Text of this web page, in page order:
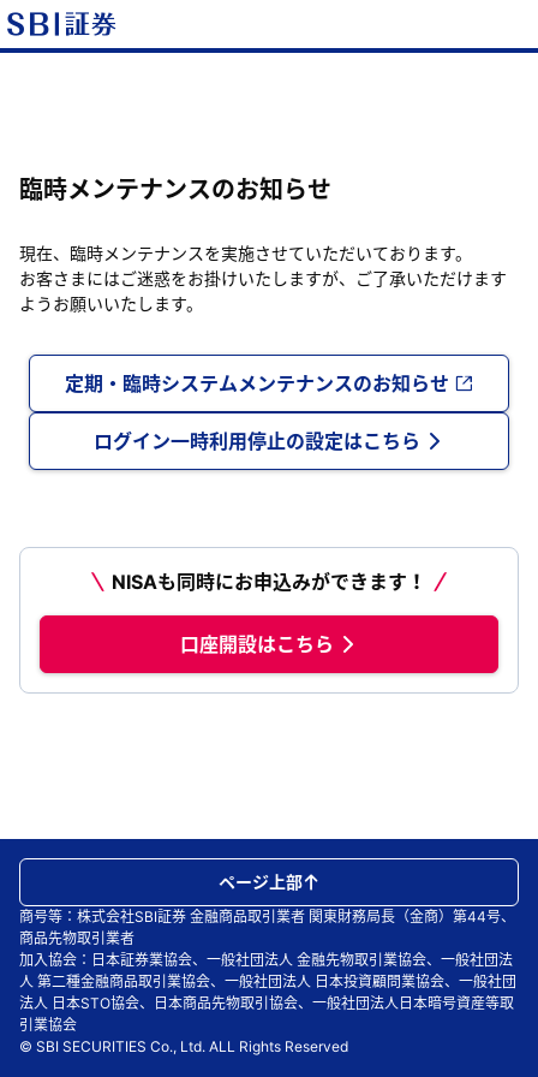
臨時メンテナンスのお知らせ
現在、臨時メンテナンスを実施させていただいております。
お客さまにはご迷惑をお掛けいたしますが、ご了承いただけます
ようお願いいたします。
定期・臨時システムメンテナンスのお知らせ
ログイン一時利用停止の設定はこちら
NISAも同時にお申込みができます！
口座開設はこちら
商号等：株式会社SBI証券 金融商品取引業者 関東財務局長（金商）第44号、
商品先物取引業者
加入協会：日本証券業協会、一般社団法人 金融先物取引業協会、一般社団法
人 第二種金融商品取引業協会、一般社団法人 日本投資顧問業協会、一般社団
法人 日本STO協会、日本商品先物取引協会、一般社団法人日本暗号資産等取
引業協会
© SBI SECURITIES Co., Ltd. ALL Rights Reserved
ページ上部